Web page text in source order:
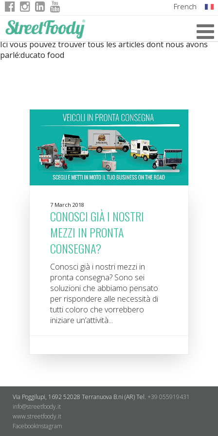
French
English
Ici vous pouvez trouver tous les articles dont nous avons
parlé:ducato food
7 March 2018
CONOSCI GIÀ I NOSTRI
MEZZI IN PRONTA
CONSEGNA?
Conosci già i nostri mezzi in
pronta consegna? Sono sei
soluzioni che abbiamo pensato
per rispondere alle necessità di
tutti coloro che vorrebbero
iniziare un’attività...
Via Poggilupi, 1692 52028 Terranuova B.ni (AR)Tel. +39 055919431
info@streetfoody.it
www.streetfoody.it
Facebook​Instagram